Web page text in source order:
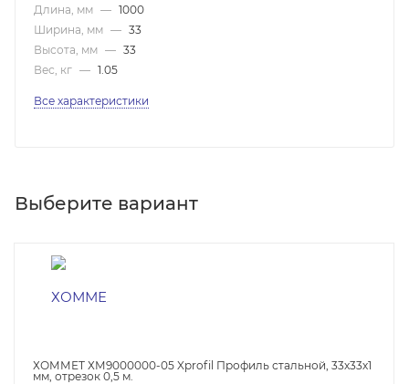
Длина, мм — 1000
Ширина, мм — 33
Высота, мм — 33
Вес, кг — 1.05
Все характеристики
Выберите вариант
ХОММЕТ ХМ9000000-05 Xprofil Профиль стальной, 33х33х1
мм, отрезок 0,5 м.